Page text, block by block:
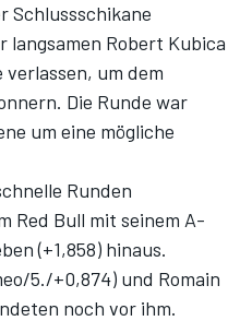
Schlussschikane
langsamen Robert Kubica
um dem
Die Runde war
um eine mögliche
Runden
Red Bull mit seinem A-
(+1,858) hinaus.
5./+0,874) und Romain
noch vor ihm.